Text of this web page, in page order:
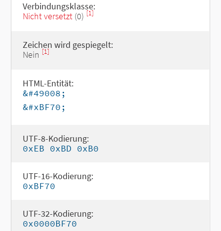
Verbindungsklasse:
Nicht versetzt(0) [1]
Zeichen wird gespiegelt:
Nein [1]
HTML-Entität:
&#49008;
&#xBF70;
UTF-8-Kodierung:
0xEB 0xBD 0xB0
UTF-16-Kodierung:
0xBF70
UTF-32-Kodierung:
0x0000BF70